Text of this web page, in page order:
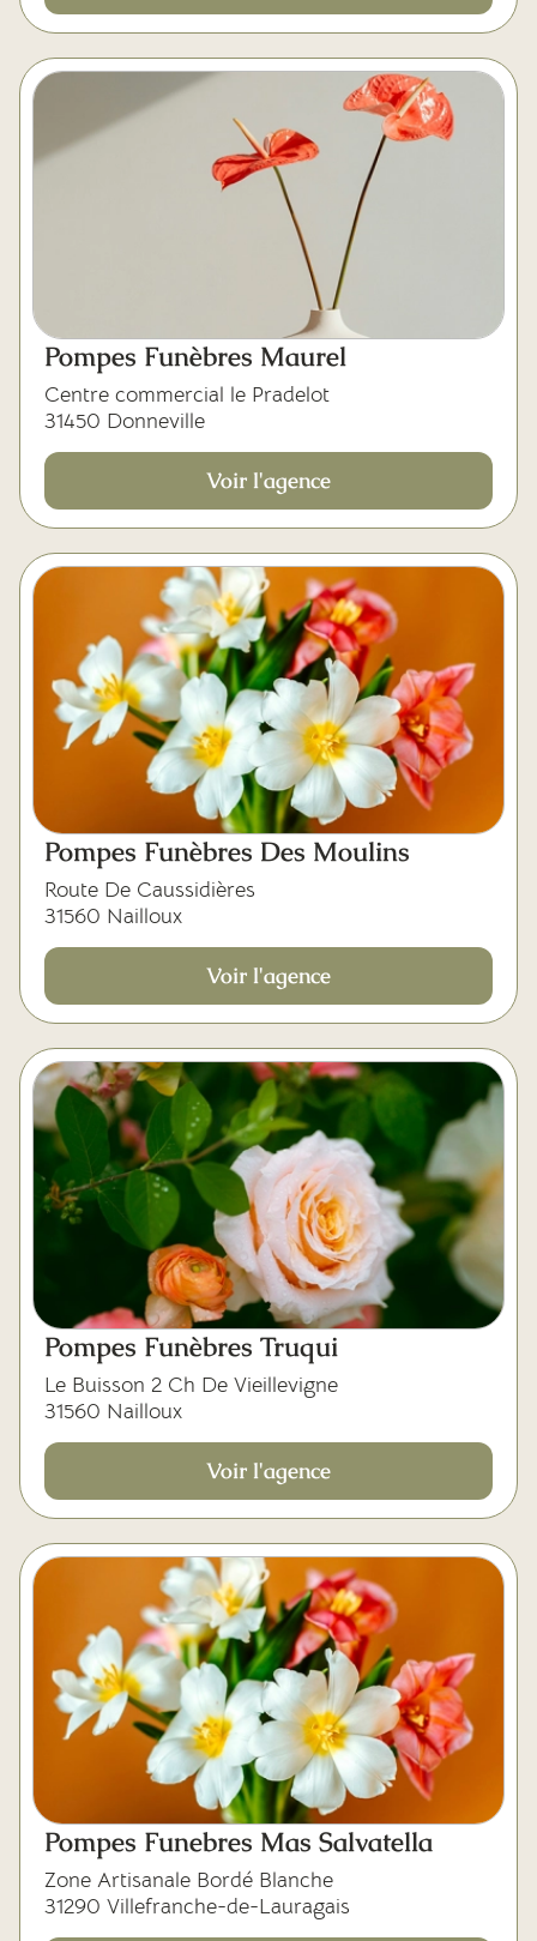
Pompes Funèbres Maurel
Centre commercial le Pradelot
31450 Donneville
Voir l'agence
Pompes Funèbres Des Moulins
Route De Caussidières
31560 Nailloux
Voir l'agence
Pompes Funèbres Truqui
Le Buisson 2 Ch De Vieillevigne
31560 Nailloux
Voir l'agence
Pompes Funebres Mas Salvatella
Zone Artisanale Bordé Blanche
31290 Villefranche-de-Lauragais